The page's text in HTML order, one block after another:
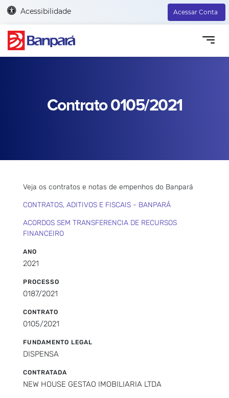
Acessibilidade Acessar Conta
Contrato 0105/2021
Veja os contratos e notas de empenhos do Banpará
CONTRATOS, ADITIVOS E FISCAIS - BANPARÁ
ACORDOS SEM TRANSFERENCIA DE RECURSOS
FINANCEIRO
ANO
2021
PROCESSO
0187/2021
CONTRATO
0105/2021
FUNDAMENTO LEGAL
DISPENSA
CONTRATADA
NEW HOUSE GESTAO IMOBILIARIA LTDA